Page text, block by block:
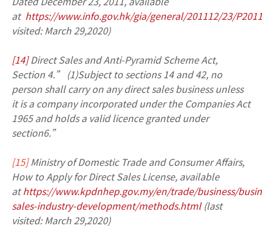
at https://www.info.gov.hk/gia/general/201112/23/
visited: March 29,2020)
[14] Direct Sales and Anti-Pyramid Scheme Act,
Section 4.” (1)Subject to sections 14 and 42, no
person shall carry on any direct sales business unless
it is a company incorporated under the Companies Act
1965 and holds a valid licence granted under
section6.”
[15]Ministry of Domestic Trade and Consumer Affairs,
How to Apply for Direct Sales License, available
athttps://www.kpdnhep.gov.my/en/trade/business/
sales-industry-development/methods.html(last
visited: March 29,2020)